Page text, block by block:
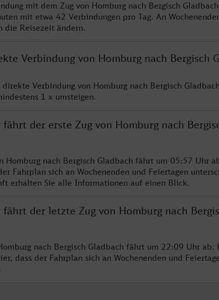
mit dem Zug von Homburg nach Bergisch
mit etwa 42 Verbindungen pro Tag. An
die Reisezeit ändern.
Verbindung von Homburg nach Bergisch
Verbindung von Homburg nach Bergisch
1 x umsteigen.
der erste Zug von Homburg nach
Homburg nach Bergisch Gladbach fährt um 05:57 Uhr
Fahrplan sich an Wochenenden und Feiertagen
erhalten Sie alle Informationen auf einen Blick.
der letzte Zug von Homburg nach
nach Bergisch Gladbach fährt um 22:09 Uhr ab.
dass der Fahrplan sich an Wochenenden und